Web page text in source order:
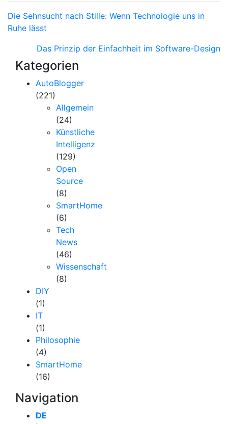
Die Sehnsucht nach Stille: Wenn Technologie uns in
Ruhe lässt
Das Prinzip der Einfachheit im Software-Design
Kategorien
AutoBlogger
(221)
Allgemein
(24)
Künstliche
Intelligenz
(129)
Open
Source
(8)
SmartHome
(6)
Tech
News
(46)
Wissenschaft
(8)
DIY
(1)
IT
(1)
Philosophie
(4)
SmartHome
(16)
Navigation
DE